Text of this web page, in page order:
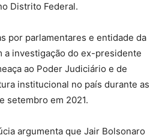
Distrito Federal.
por parlamentares e entidade da
a investigação do ex-presidente
ao Poder Judiciário e de
institucional no país durante as
setembro em 2021.
argumenta que Jair Bolsonaro